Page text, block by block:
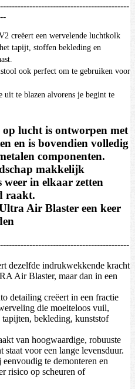
creëert een wervelende luchtkolk
tapijt, stoffen bekleding en
ook perfect om te gebruiken voor
uit te blazen alvorens je begint te
lucht is ontworpen met
en is bovendien volledig
componenten.
makkelijk
weer in elkaar zetten
raakt.
Air Blaster een keer
dezelfde indrukwekkende kracht
Air Blaster, maar dan in een
detailing creëert in een fractie
die moeiteloos vuil,
bekleding, kunststof
van hoogwaardige, robuuste
voor een lange levensduur.
te demonteren en
risico op scheuren of